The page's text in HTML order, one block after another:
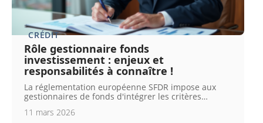
CRÉDIT
Rôle gestionnaire fonds
investissement : enjeux et
responsabilités à connaître !
La réglementation européenne SFDR impose aux
gestionnaires de fonds d'intégrer les critères…
11 mars 2026